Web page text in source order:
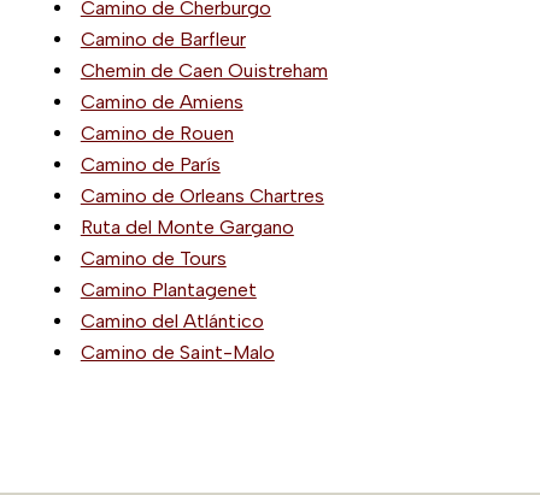
Camino de Cherburgo
Camino de Barfleur
Chemin de Caen Ouistreham
Camino de Amiens
Camino de Rouen
Camino de París
Camino de Orleans Chartres
Ruta del Monte Gargano
Camino de Tours
Camino Plantagenet
Camino del Atlántico
Camino de Saint-Malo